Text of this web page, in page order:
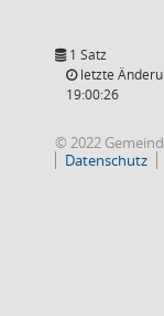
1 Satz
letzte
19:00:26
© 2022
Datenschutz